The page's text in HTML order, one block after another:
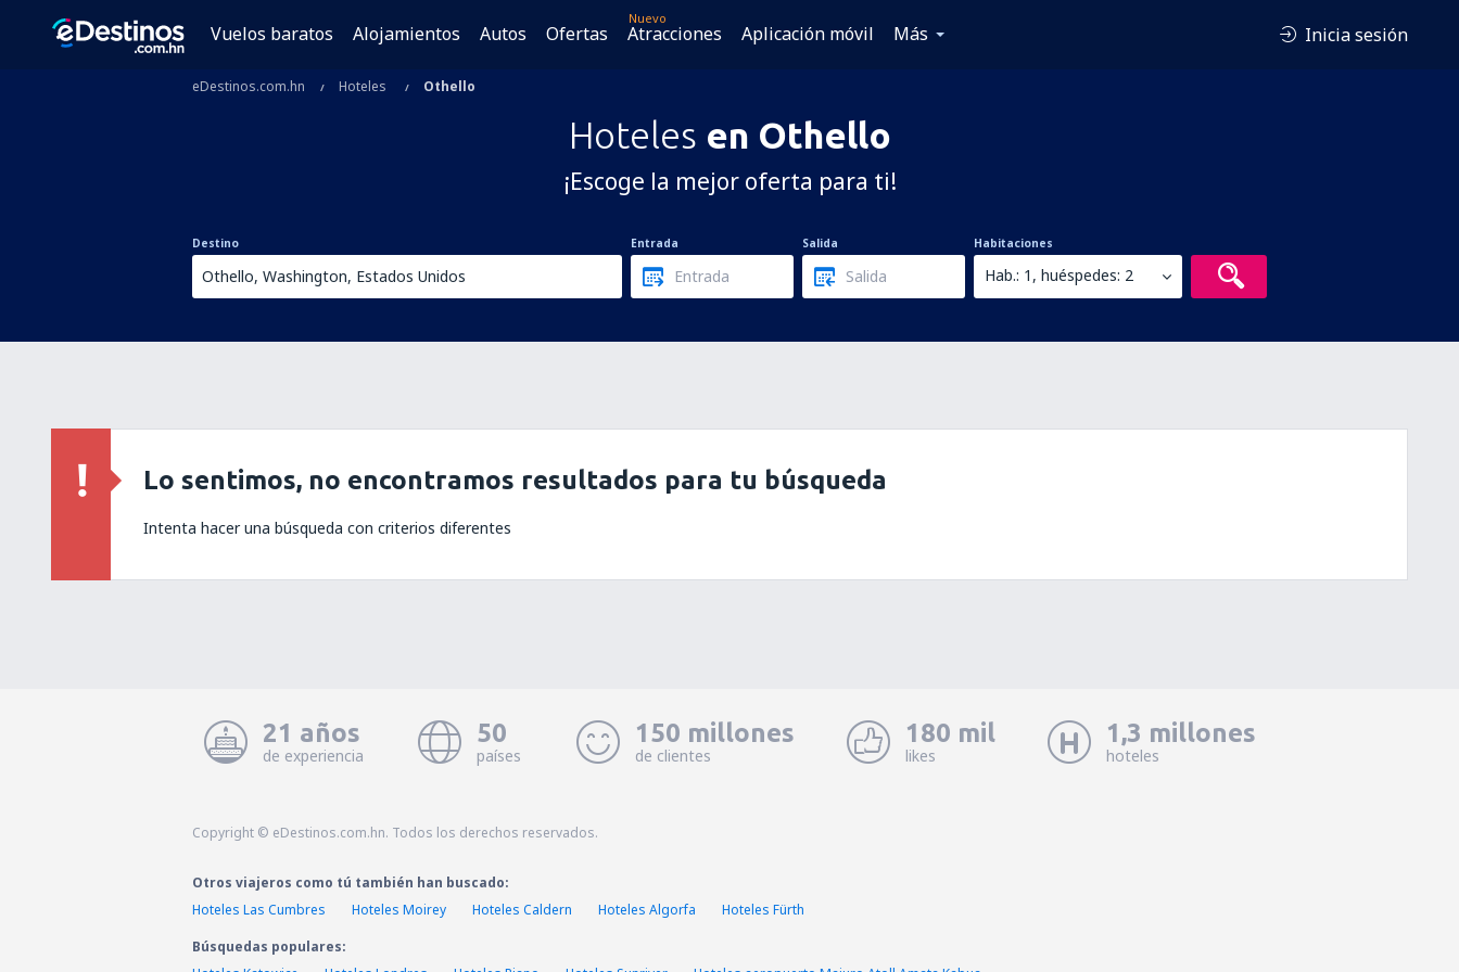
Vuelos baratos Alojamientos Autos Ofertas
Nuevo
Atracciones Aplicación móvil Más Inicia sesión
eDestinos.com.hn Hoteles Othello
Hoteles en Othello
¡Escoge la mejor oferta para ti!
Destino Entrada Salida Habitaciones
Hab.: 1, huéspedes: 2
Lo sentimos, no encontramos resultados para tu búsqueda
Intenta hacer una búsqueda con criterios diferentes
21 años
de experiencia
50
países
150 millones
de clientes
180 mil
likes
1,3 millones
hoteles
Copyright © eDestinos.com.hn. Todos los derechos reservados.
Otros viajeros como tú también han buscado:
Hoteles Las Cumbres
Hoteles Moirey Hoteles Caldern Hoteles Algorfa
Hoteles Fürth
Búsquedas populares: